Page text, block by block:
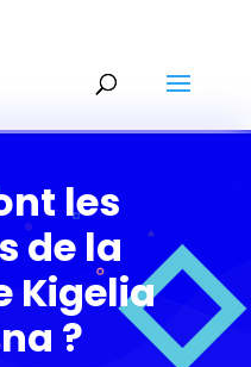
les
de la
Kigelia
?